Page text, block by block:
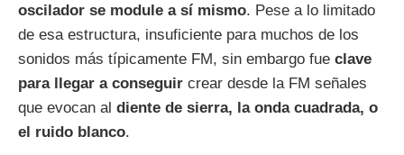
oscilador se module a sí mismo. Pese a lo limitado
de esa estructura, insuficiente para muchos de los
sonidos más típicamente FM, sin embargo fue clave
para llegar a conseguir crear desde la FM señales
que evocan al diente de sierra, la onda cuadrada, o
el ruido blanco.